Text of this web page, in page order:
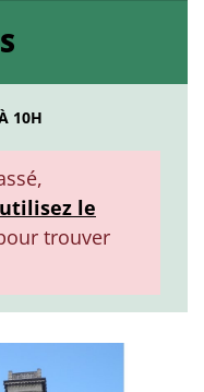
10H
utilisez le
trouver